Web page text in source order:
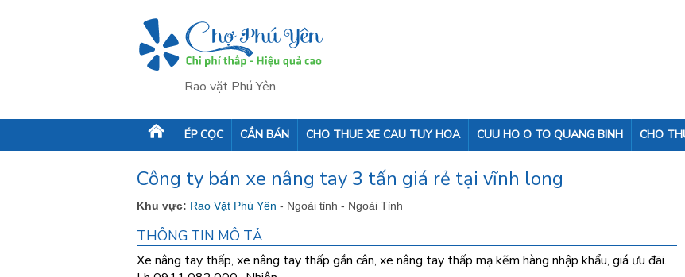
Rao vặt Phú Yên
ÉP CỌC CẦN BÁN CHO THUE XE CAU TUY HOA CUU HO O TO QUANG BINH CHO
Công ty bán xe nâng tay 3 tấn giá rẻ tại vĩnh long
Khu vực: Rao Vặt Phú Yên - Ngoài tỉnh - Ngoài Tỉnh
THÔNG TIN MÔ TẢ
Xe nâng tay thấp, xe nâng tay thấp gắn cân, xe nâng tay thấp mạ kẽm hàng nhập khẩu, giá ưu đãi.